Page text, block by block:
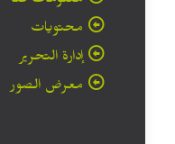
محتويات
إدارة التحرير
معرض الصور